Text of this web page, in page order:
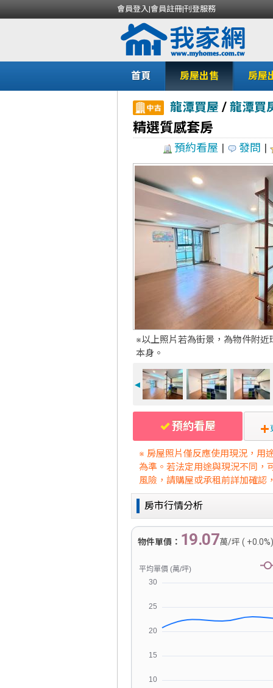
會員登入|會員註冊|刊登服務
首頁 房屋出售 房屋
龍潭買屋 / 龍潭買
精選質感套房
預約看屋 | 發問 |
※以上照片若為街景，為物件附近
本身。
◄
預約看屋
※ 房屋照片僅反應使用現況，用
為準。若法定用途與現況不同，
風險，請購屋或承租前詳加確認
房市行情分析
物件單價： 19.07萬/坪 (